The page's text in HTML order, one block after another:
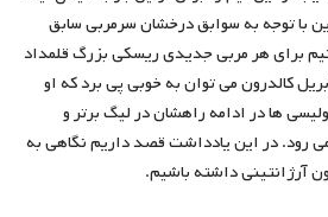
با توجه به سوابق درخشان سرمربی سابق
برای هر مربی جدیدی ریسکی بزرگ قلمداد
کالدرون می توان به خوبی پی برد که او
ها در ادامه راهشان در لیگ برتر و
رود. در این یادداشت قصد داریم نگاهی به
آرژانتینی داشته باشیم.